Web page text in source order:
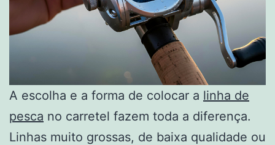
A escolha e a forma de colocar a linha de
pesca no carretel fazem toda a diferença.
Linhas muito grossas, de baixa qualidade ou